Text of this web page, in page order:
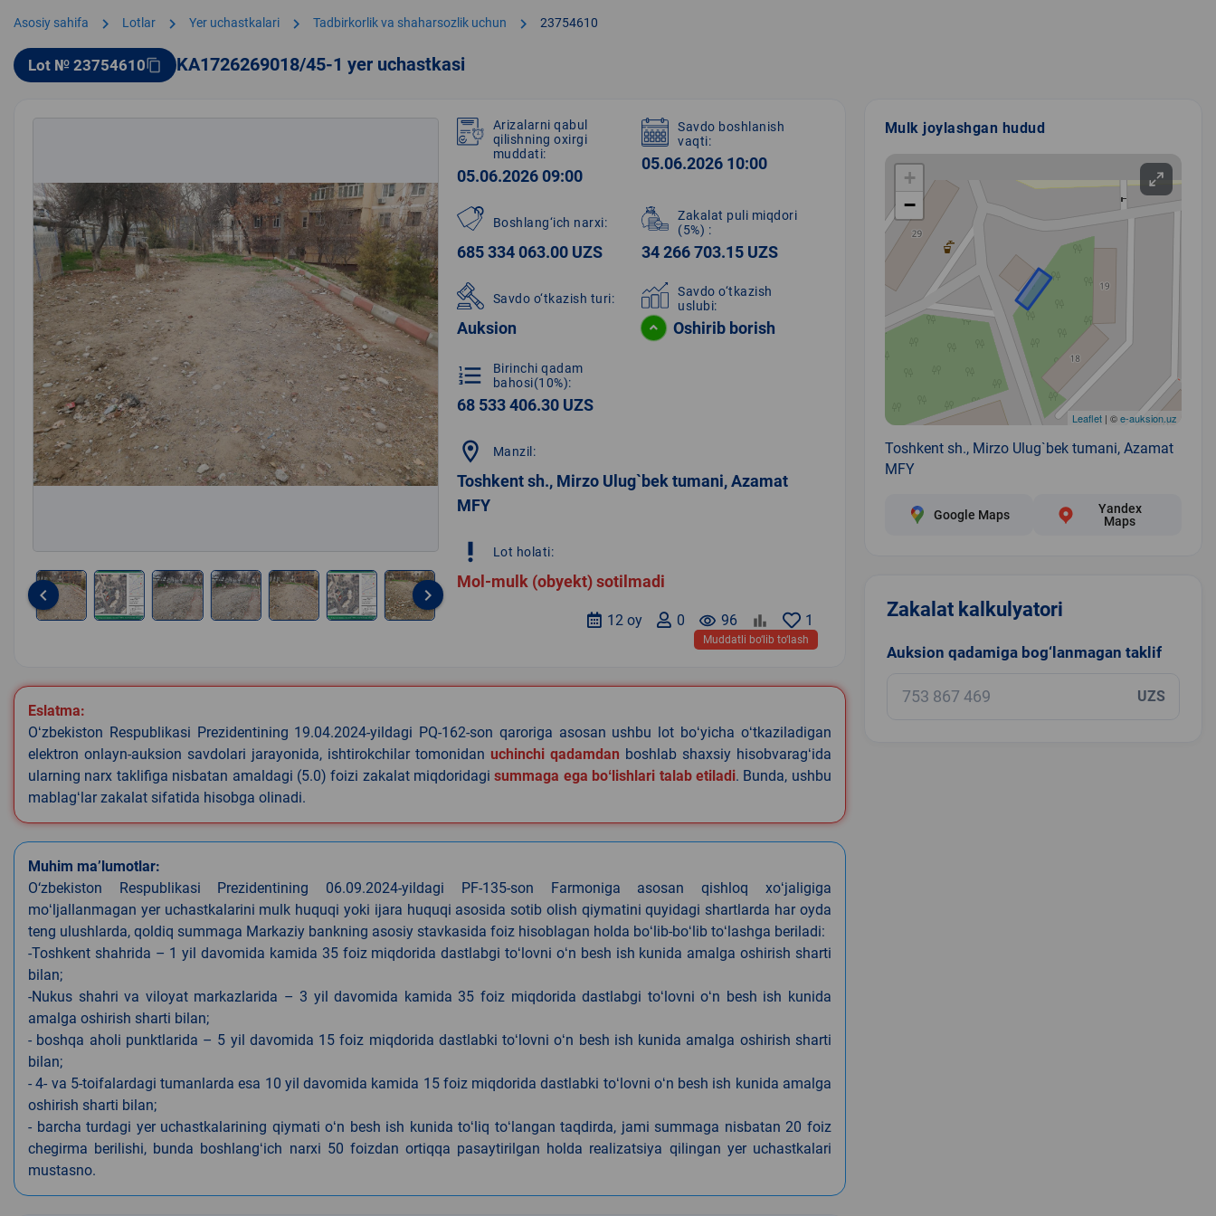
Asosiy sahifa chevron_right Lotlar chevron_right Yer uchastkalari chevron_right Tadbirkorlik va shaharsozlik uchun chevron_right 23754610
Lot № 23754610content_copy KA1726269018/45-1 yer uchastkasi
9
keyboard_arrow_left keyboard_arrow_right
Arizalarni qabul
qilishning oxirgi
muddati:
05.06.2026 09:00
Savdo boshlanish
vaqti:
05.06.2026 10:00
Boshlang‘ich narxi:
685 334 063.00 UZS
Zakalat puli miqdori
(5%) :
34 266 703.15 UZS
Savdo o‘tkazish turi:
Auksion
Savdo o‘tkazish
uslubi:
Oshirib borish
format_list_numbered
Birinchi qadam
bahosi(10%):
68 533 406.30 UZS
location_on Manzil:
Toshkent sh., Mirzo Ulug`bek tumani, Azamat
MFY
priority_high Lot holati:
Mol-mulk (obyekt) sotilmadi
1
remove_red_eye 96
0
12 oy
Muddatli bo‘lib to‘lash
Eslatma:
Oʻzbekiston Respublikasi Prezidentining 19.04.2024-yildagi PQ-162-son qaroriga asosan ushbu lot boʻyicha oʻtkaziladigan
elektron onlayn-auksion savdolari jarayonida, ishtirokchilar tomonidan uchinchi qadamdan boshlab shaxsiy hisobvaragʻida
ularning narx taklifiga nisbatan amaldagi (5.0) foizi zakalat miqdoridagisummaga ega boʻlishlari talab etiladi. Bunda, ushbu
mablagʻlar zakalat sifatida hisobga olinadi.
Muhim ma’lumotlar:
O‘zbekiston Respublikasi Prezidentining 06.09.2024-yildagi PF-135-son Farmoniga asosan qishloq xoʻjaligiga
moʻljallanmagan yer uchastkalarini mulk huquqi yoki ijara huquqi asosida sotib olish qiymatini quyidagi shartlarda har oyda
teng ulushlarda, qoldiq summaga Markaziy bankning asosiy stavkasida foiz hisoblagan holda boʻlib-boʻlib toʻlashga beriladi:
-Toshkent shahrida – 1 yil davomida kamida 35 foiz miqdorida dastlabgi toʻlovni oʻn besh ish kunida amalga oshirish sharti
bilan;
-Nukus shahri va viloyat markazlarida – 3 yil davomida kamida 35 foiz miqdorida dastlabgi toʻlovni oʻn besh ish kunida
amalga oshirish sharti bilan;
- boshqa aholi punktlarida – 5 yil davomida 15 foiz miqdorida dastlabki toʻlovni oʻn besh ish kunida amalga oshirish sharti
bilan;
- 4- va 5-toifalardagi tumanlarda esa 10 yil davomida kamida 15 foiz miqdorida dastlabki toʻlovni oʻn besh ish kunida amalga
oshirish sharti bilan;
- barcha turdagi yer uchastkalarining qiymati oʻn besh ish kunida toʻliq toʻlangan taqdirda, jami summaga nisbatan 20 foiz
chegirma berilishi, bunda boshlangʻich narxi 50 foizdan ortiqqa pasaytirilgan holda realizatsiya qilingan yer uchastkalari
mustasno.
Mulk joylashgan hudud
+
−
Leaflet| ©e-auksion.uz
Toshkent sh., Mirzo Ulug`bek tumani, Azamat
MFY
Google Maps
Yandex
Maps
Zakalat kalkulyatori
Auksion qadamiga bog‘lanmagan taklif
UZS